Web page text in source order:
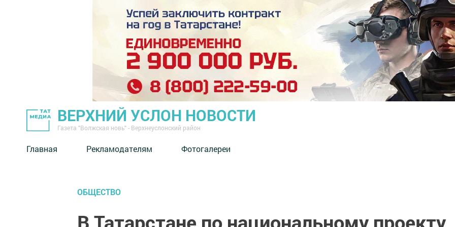
ВЕРХНИЙ УСЛОН НОВОСТИ
Газета "Волжская новь" - Верхнеуслонский район
Главная Рекламодателям Фотогалереи
ОБЩЕСТВО
В Татарстане по национальному проекту